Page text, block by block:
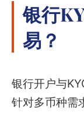
银行
易？
银行开户与
针对多币种需